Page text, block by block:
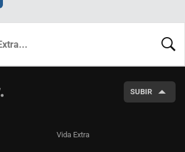
SUBIR
Vida Extra